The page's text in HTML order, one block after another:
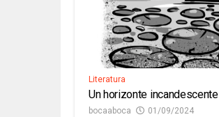
Literatura
Un horizonte incandescente
bocaaboca 01/09/2024